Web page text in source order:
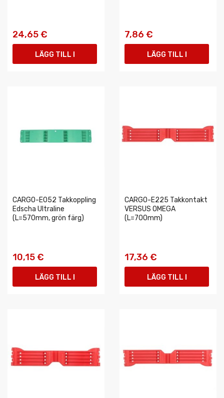
24,65 €
LÄGG TILL I
7,86 €
LÄGG TILL I
CARGO-E052 Takkoppling
Edscha Ultraline
(L=570mm, grön färg)
10,15 €
LÄGG TILL I
CARGO-E225 Takkontakt
VERSUS OMEGA
(L=700mm)
17,36 €
LÄGG TILL I